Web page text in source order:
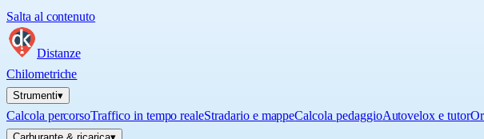
Salta al contenuto
Distanze
Chilometriche
Strumenti▾
Calcola percorsoTraffico in tempo realeStradario e mappeCalcola pedaggioAutovelox e tutor